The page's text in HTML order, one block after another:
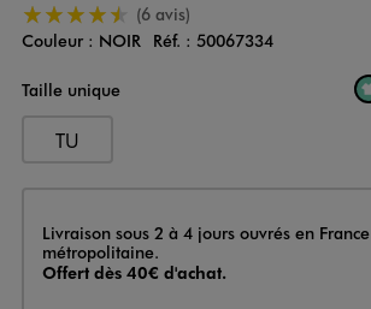
4.5/5 de moyenne
(6 avis)
Couleur
Couleur : NOIR Réf. : 50067334
Taille unique
TU
Livraison
Livraison sous 2 à 4 jours ouvrés en France
métropolitaine.
Offert dès 40€ d'achat.